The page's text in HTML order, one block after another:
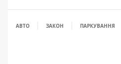
АВТО ЗАКОН ПАРКУВАННЯ